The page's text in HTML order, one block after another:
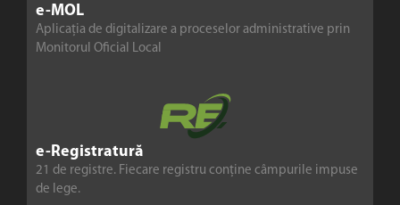
e-MOL
Aplicația de digitalizare a proceselor administrative prin
Monitorul Oficial Local
e-Registratură
21 de registre. Fiecare registru conține câmpurile impuse
de lege.